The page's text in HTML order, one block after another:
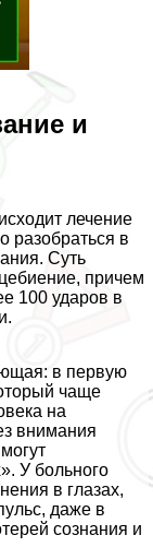
и
лечение
разобраться в
Суть
причем
100 ударов в
в первую
чаще
на
внимания
У больного
в глазах,
даже в
сознания и